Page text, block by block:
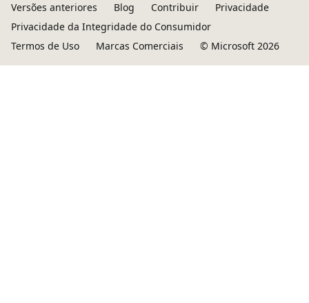
Versões anteriores
Blog Contribuir
Privacidade
Privacidade da Integridade do Consumidor
Termos de Uso
Marcas Comerciais © Microsoft 2026